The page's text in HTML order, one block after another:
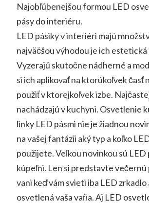
Najobľúbenejšou formou LED
pásy do interiéru.
LED pásiky v interiéri majú
najväčšou výhodou je ich estetická
Vyzerajú skutočne nádherné a
si ich aplikovať na ktorúkoľvek časť
použiť v ktorejkoľvek izbe.
nachádzajú v kuchyni. Osvetlenie
linky LED pásmi nie je žiadnou
na vašej fantázii aký typ a koľko
použijete. Veľkou novinkou sú LED
kúpeľni. Len si predstavte večernú
vani keď vám svieti iba LED zrkadlo
osvetlená vaša vaňa. Aj LED